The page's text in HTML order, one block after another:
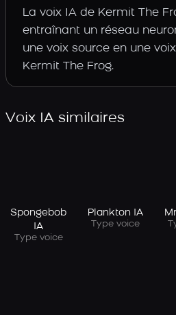
La voix IA de Kermit The
entraînant un réseau
une voix source en une
Kermit The Frog.
Voix IA similaires
Spongebob
IA
Type voice
Plankton IA
Type voice